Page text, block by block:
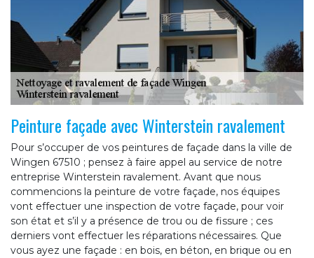
Peinture façade avec Winterstein ravalement
Pour s’occuper de vos peintures de façade dans la ville de
Wingen 67510 ; pensez à faire appel au service de notre
entreprise Winterstein ravalement. Avant que nous
commencions la peinture de votre façade, nos équipes
vont effectuer une inspection de votre façade, pour voir
son état et s’il y a présence de trou ou de fissure ; ces
derniers vont effectuer les réparations nécessaires. Que
vous ayez une façade : en bois, en béton, en brique ou en